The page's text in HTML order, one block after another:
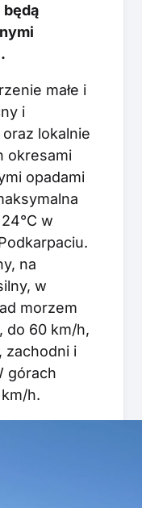
będą
małe i
i
lokalnie
okresami
opadami
w
na
w
morzem
do 60 km/h,
zachodni i
górach
h.